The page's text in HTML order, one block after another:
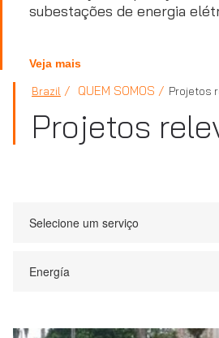
subestações de energia
Veja mais
Brazil QUEM SOMOS Projetos
Projetos
Selecione um serviço
Energía